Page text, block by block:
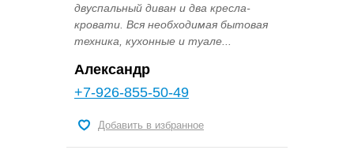
двуспальный диван и два кресла-
кровати. Вся необходимая бытовая
техника, кухонные и туале...
Александр
+7-926-855-50-49
Добавить в избранное